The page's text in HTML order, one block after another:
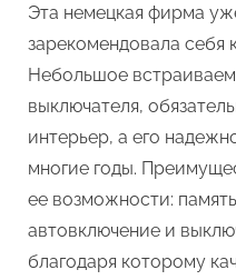
Эта немецкая фирма
зарекомендовала себя
Небольшое
выключателя,
интерьер, а его
многие годы.
ее возможности:
автовключение и
благодаря которому